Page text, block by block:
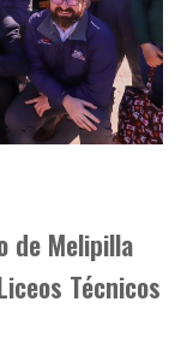
de Melipilla
Técnicos